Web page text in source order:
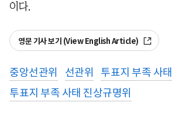
이다.
영문 기사 보기 (View English Article)
중앙선관위 선관위
투표지 부족 사태
투표지 부족 사태 진상규명위